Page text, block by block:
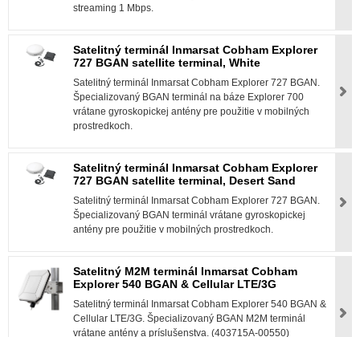
streaming 1 Mbps.
Satelitný terminál Inmarsat Cobham Explorer
727 BGAN satellite terminal, White
Satelitný terminál Inmarsat Cobham Explorer 727 BGAN.
Špecializovaný BGAN terminál na báze Explorer 700
vrátane gyroskopickej antény pre použitie v mobilných
prostredkoch.
Satelitný terminál Inmarsat Cobham Explorer
727 BGAN satellite terminal, Desert Sand
Satelitný terminál Inmarsat Cobham Explorer 727 BGAN.
Špecializovaný BGAN terminál vrátane gyroskopickej
antény pre použitie v mobilných prostredkoch.
Satelitný M2M terminál Inmarsat Cobham
Explorer 540 BGAN & Cellular LTE/3G
Satelitný terminál Inmarsat Cobham Explorer 540 BGAN &
Cellular LTE/3G. Špecializovaný BGAN M2M terminál
vrátane antény a príslušenstva. (403715A-00550)